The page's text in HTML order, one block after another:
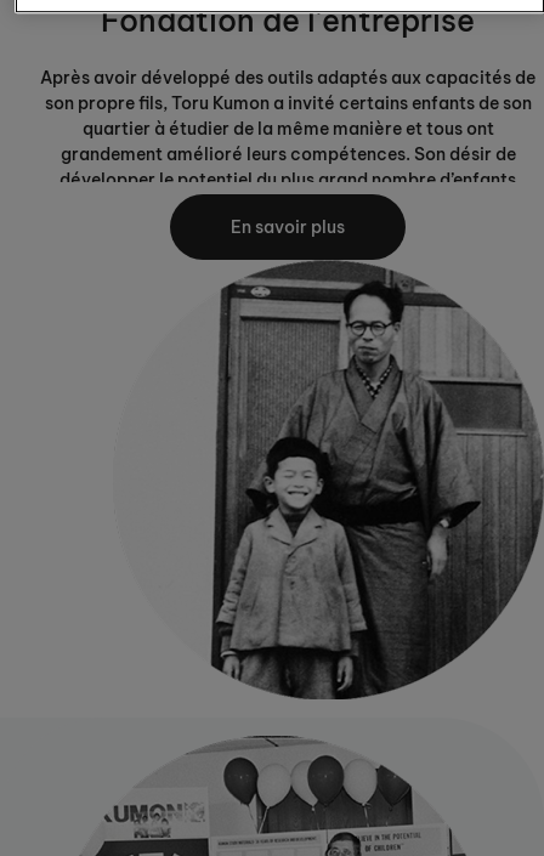
Fondation de l'entreprise
Après avoir développé des outils adaptés aux capacités de
son propre fils, Toru Kumon a invité certains enfants de son
quartier à étudier de la même manière et tous ont
grandement amélioré leurs compétences. Son désir de
développer le potentiel du plus grand nombre d’enfants
possible l’a poussé à ouvrir le premier centre de
mathématiques Kumon à Osaka, au Japon, en 1955. En 1969,
Kumon s’est étendu à Tokyo et a atteint un total de plus de
10000 étudiants.
En savoir plus